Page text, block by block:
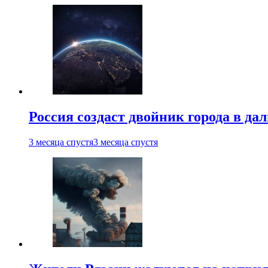
Россия создаст двойник города в
3 месяца спустя3 месяца спустя